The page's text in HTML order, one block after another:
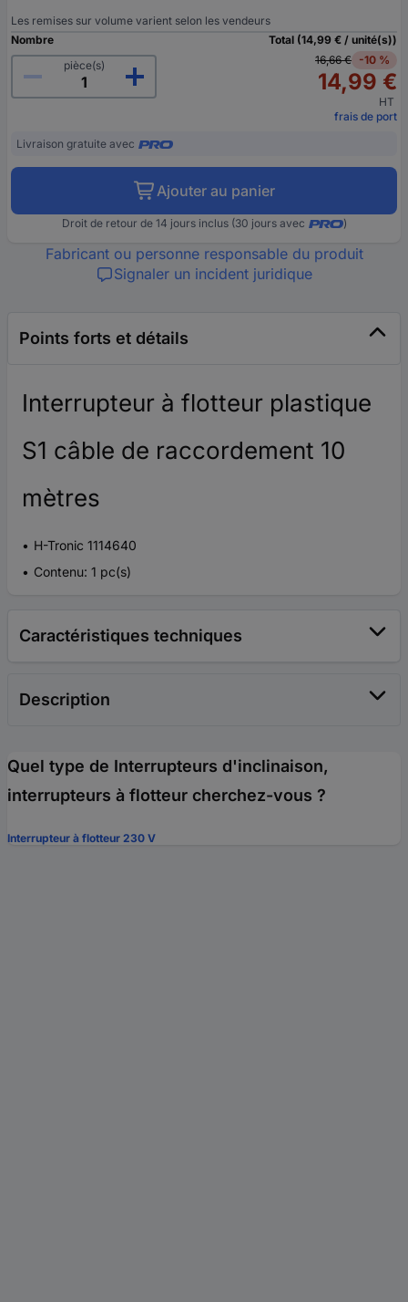
Les remises sur volume varient selon les vendeurs
Nombre
pièce(s)
Total (14,99 € / unité(s))
16,66 € -10 %
14,99 €
HT
frais de port
Livraison gratuite avec
Ajouter au panier
Droit de retour de 14 jours inclus (30 jours avec )
Fabricant ou personne responsable du produit
Signaler un incident juridique
Points forts et détails
Interrupteur à flotteur plastique
S1 câble de raccordement 10
mètres
H-Tronic 1114640
Contenu: 1 pc(s)
Caractéristiques techniques
Description
Quel type de Interrupteurs d'inclinaison,
interrupteurs à flotteur cherchez-vous ?
Interrupteur à flotteur 230 V